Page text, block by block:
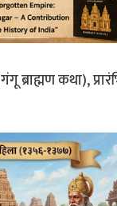
ब्राह्मण कथा),